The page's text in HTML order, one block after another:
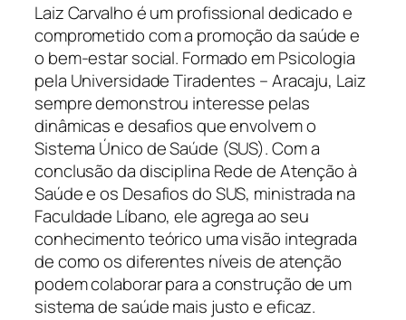
Laiz Carvalho é um profissional dedicado e
comprometido com a promoção da saúde e
o bem-estar social. Formado em Psicologia
pela Universidade Tiradentes – Aracaju, Laiz
sempre demonstrou interesse pelas
dinâmicas e desafios que envolvem o
Sistema Único de Saúde (SUS). Com a
conclusão da disciplina Rede de Atenção à
Saúde e os Desafios do SUS, ministrada na
Faculdade Líbano, ele agrega ao seu
conhecimento teórico uma visão integrada
de como os diferentes níveis de atenção
podem colaborar para a construção de um
sistema de saúde mais justo e eficaz.